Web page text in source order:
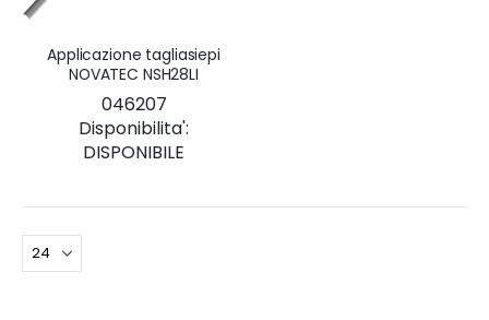
Applicazione tagliasiepi
NOVATEC NSH28LI
046207
Disponibilita':
DISPONIBILE